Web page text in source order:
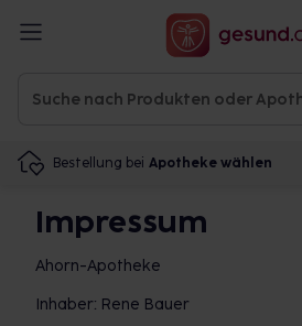
Bestellung bei Apotheke wählen
Impressum
Ahorn-Apotheke
Inhaber: Rene Bauer